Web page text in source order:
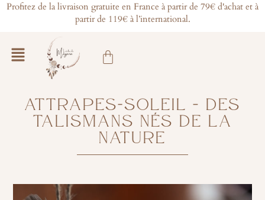
Aller
Profitez de la livraison gratuite en France à partir de 79€ d'achat et à
partir de 119€ à l’international.
Main
Panier
ATTRAPES-SOLEIL – DES
TALISMANS NÉS DE LA
NATURE